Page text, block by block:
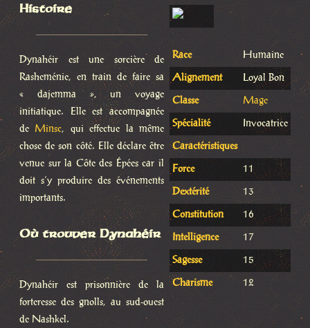
Histoire
Dynahéir est une sorcière de
Rasheménie, en train de faire sa
« dajemma », un voyage
initiatique. Elle est accompagnée
de Minsc, qui effectue la même
chose de son côté. Elle déclare être
venue sur la Côte des Épées car il
doit s’y produire des événements
importants.
Où trouver Dynahéir
Dynahéir est prisonnière de la
forteresse des gnolls, au sud-ouest
de Nashkel.
Race Humaine
Alignement Loyal Bon
Classe Mage
Spécialité Invocatrice
Caractéristiques
Force 11
Dextérité 13
Constitution 16
Intelligence 17
Sagesse 15
Charisme 12